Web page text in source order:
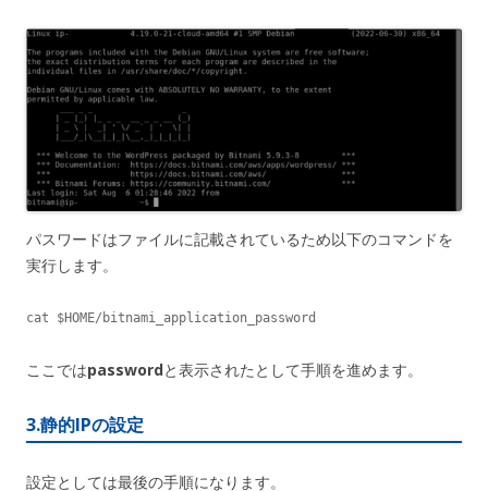
パスワードはファイルに記載されているため以下のコマンドを
実行します。
cat $HOME/bitnami_application_password
ここではpasswordと表示されたとして手順を進めます。
3.静的IPの設定
設定としては最後の手順になります。